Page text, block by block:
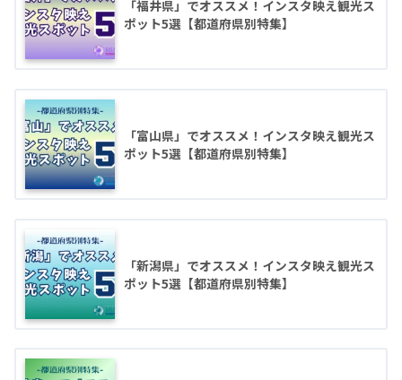
「福井県」でオススメ！インスタ映え観光ス
ポット5選【都道府県別特集】
「富山県」でオススメ！インスタ映え観光ス
ポット5選【都道府県別特集】
「新潟県」でオススメ！インスタ映え観光ス
ポット5選【都道府県別特集】